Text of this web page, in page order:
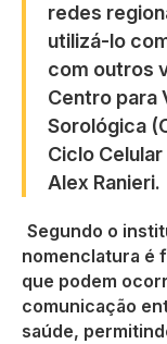
redes
utilizá-lo
com outros
Centro para
Sorológica
Ciclo
Alex Ranieri.
Segundo o
nomenclatura é
que podem
comunicação
saúde,